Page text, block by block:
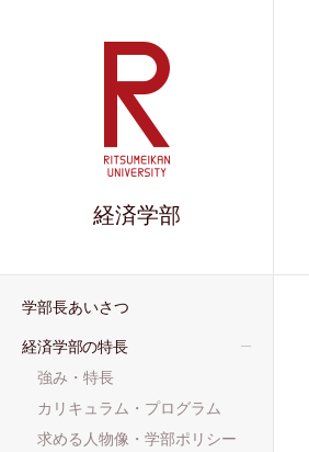
経済学部
学部長あいさつ
経済学部の特長
強み・特長
カリキュラム・プログラム
求める人物像・学部ポリシー